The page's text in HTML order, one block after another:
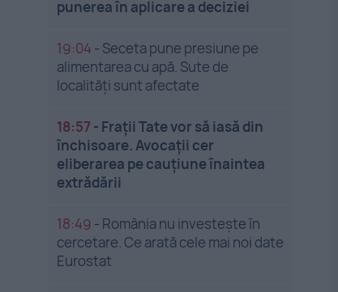
punerea în aplicare a deciziei
19:04 - Seceta pune presiune pe
alimentarea cu apă. Sute de
localități sunt afectate
18:57 - Frații Tate vor să iasă din
închisoare. Avocații cer
eliberarea pe cauțiune înaintea
extrădării
18:49 - România nu investește în
cercetare. Ce arată cele mai noi date
Eurostat